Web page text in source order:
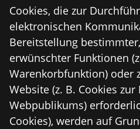
Cookies, die zur
elektronischen
Bereitstellung
erwünschter Funktionen
Warenkorbfunktion) oder
Website (z. B. Cookies zur
Webpublikums)
Cookies), werden auf